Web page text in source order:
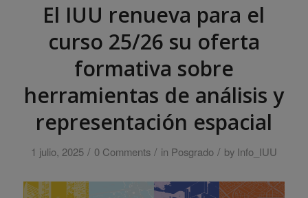
El IUU renueva para el
curso 25/26 su oferta
formativa sobre
herramientas de análisis y
representación espacial
1 julio, 2025 / 0 Comments / in Posgrado / by Info_IUU